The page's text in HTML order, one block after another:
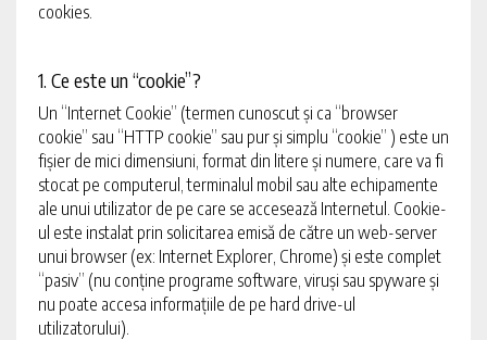
cookies.
1. Ce este un “cookie”?
Un “Internet Cookie” (termen cunoscut și ca “browser
cookie” sau “HTTP cookie” sau pur și simplu “cookie” ) este un
fișier de mici dimensiuni, format din litere și numere, care va fi
stocat pe computerul, terminalul mobil sau alte echipamente
ale unui utilizator de pe care se accesează Internetul. Cookie-
ul este instalat prin solicitarea emisă de către un web-server
unui browser (ex: Internet Explorer, Chrome) și este complet
“pasiv” (nu conține programe software, viruși sau spyware și
nu poate accesa informațiile de pe hard drive-ul
utilizatorului).